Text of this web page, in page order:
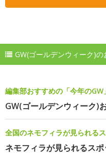
GW(ゴールデンウィーク)
編集部おすすめの「今年の
GW(ゴールデンウィーク)
全国のネモフィラが見られる
ネモフィラが見られるスポ